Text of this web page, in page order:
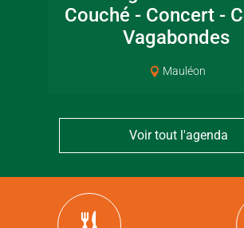
Couché - Concert -
Vagabondes
Mauléon
Voir tout l'agenda